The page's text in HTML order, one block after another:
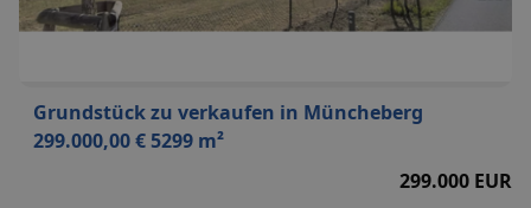
Grundstück zu verkaufen in Müncheberg
299.000,00 € 5299 m²
299.000 EUR